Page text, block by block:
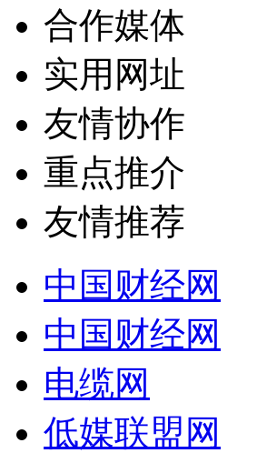
合作媒体
实用网址
友情协作
重点推介
友情推荐
中国财经网
中国财经网
电缆网
低媒联盟网